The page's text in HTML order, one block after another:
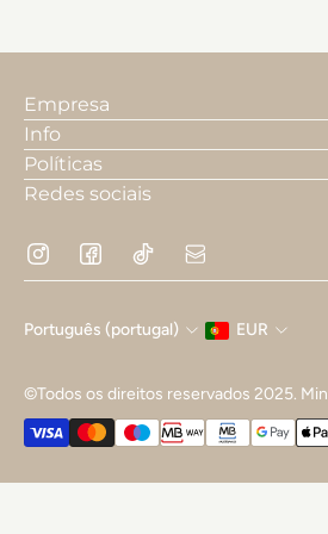
Empresa
A nossa história
Contactos
Info
Pesquisa
Envios
FAQ's
Políticas
Termos e Condições
Resolução de Litígios
Livro de Reclamações
Redes sociais
Português (portugal) EUR
©Todos os direitos reservados 2025.